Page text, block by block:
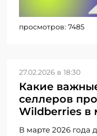
просмотров: 7485
27.02.2026 в 18:30
Какие
селлеров
Wildberries в
В марте 2026 года